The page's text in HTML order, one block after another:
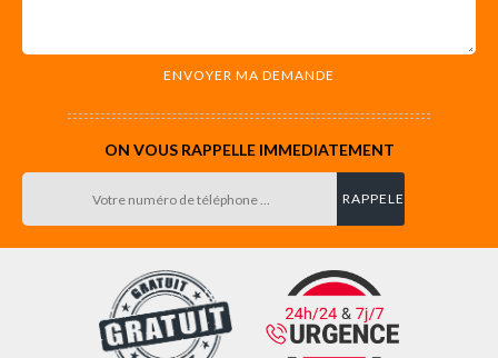
ON VOUS RAPPELLE IMMEDIATEMENT